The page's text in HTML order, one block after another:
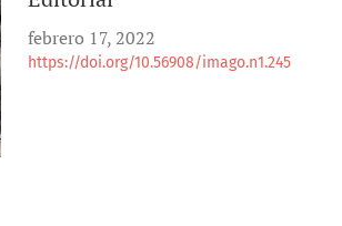
febrero 17, 2022
https://doi.org/10.56908/imago.n1.245